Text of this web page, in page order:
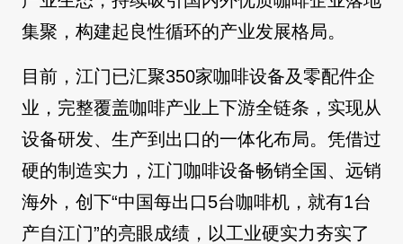
集聚，构建起良性循环的产业发展格局。
目前，江门已汇聚350家咖啡设备及零配件企
业，完整覆盖咖啡产业上下游全链条，实现从
设备研发、生产到出口的一体化布局。凭借过
硬的制造实力，江门咖啡设备畅销全国、远销
海外，创下“中国每出口5台咖啡机，就有1台
产自江门”的亮眼成绩，以工业硬实力夯实了